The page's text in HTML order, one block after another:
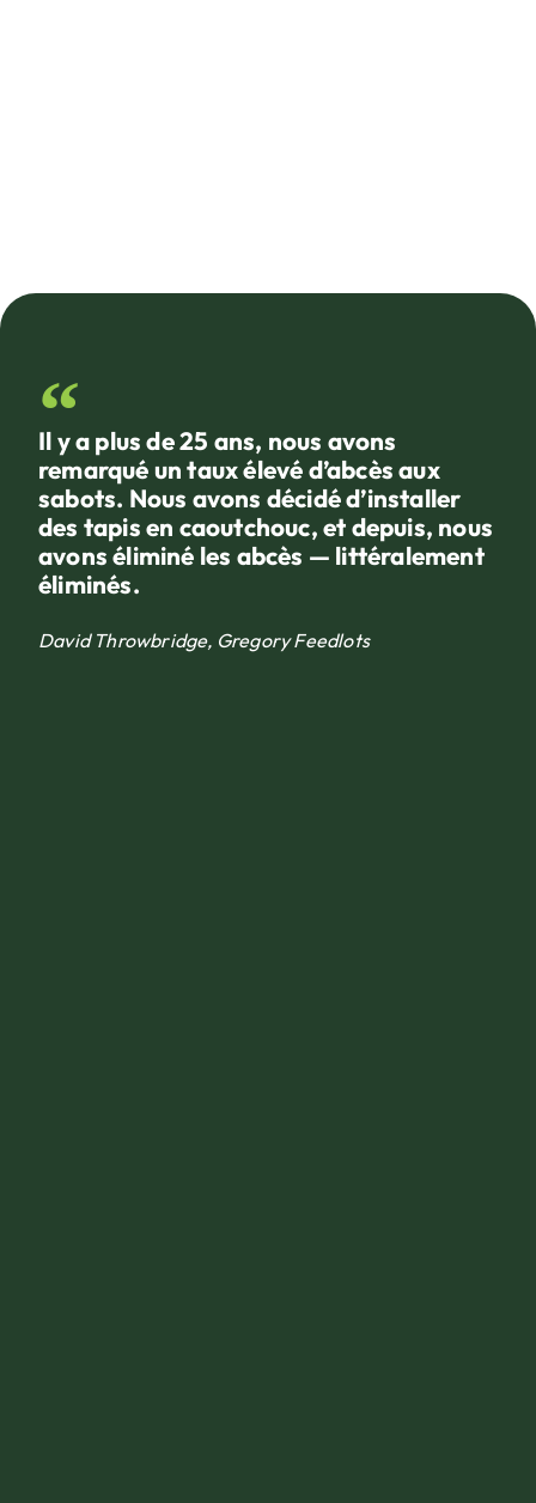
Il y a plus de 25 ans, nous avons
remarqué un taux élevé d’abcès aux
sabots. Nous avons décidé d’installer
des tapis en caoutchouc, et depuis, nous
avons éliminé les abcès — littéralement
éliminés.
David Throwbridge, Gregory Feedlots